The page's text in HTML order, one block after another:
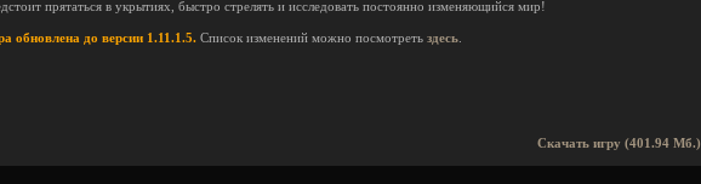
прятаться в укрытиях, быстро стрелять и исследовать постоянно изменяющийся мир!
обновлена до версии 1.11.1.5. Список изменений можно посмотреть здесь
Скачать игру (401.94 Мб.)